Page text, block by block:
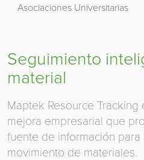
Asociaciones Universitarias
Seguimiento
material
Maptek Resource Tracking
mejora empresarial que
fuente de información
movimiento de materiales.